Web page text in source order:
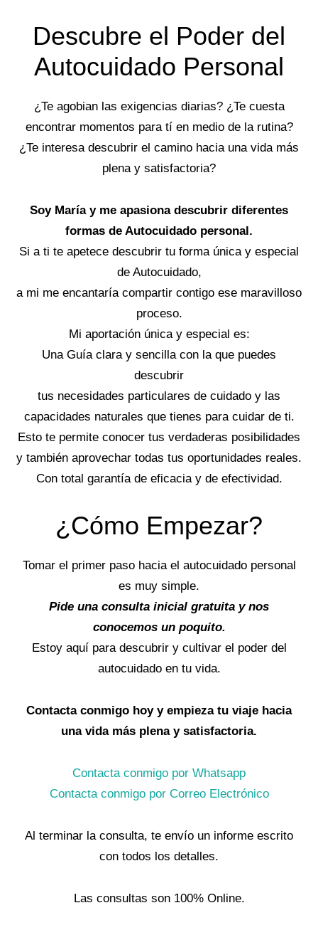
Descubre el Poder del
Autocuidado Personal
¿Te agobian las exigencias diarias? ¿Te cuesta
encontrar momentos para tí en medio de la rutina?
¿Te interesa descubrir el camino hacia una vida más
plena y satisfactoria?
Soy María y me apasiona descubrir diferentes
formas de Autocuidado personal.
Si a ti te apetece descubrir tu forma única y especial
de Autocuidado,
a mi me encantaría compartir contigo ese maravilloso
proceso.
Mi aportación única y especial es:
Una Guía clara y sencilla con la que puedes
descubrir
tus necesidades particulares de cuidado y las
capacidades naturales que tienes para cuidar de ti.
Esto te permite conocer tus verdaderas posibilidades
y también aprovechar todas tus oportunidades reales.
Con total garantía de eficacia y de efectividad.
¿Cómo Empezar?
Tomar el primer paso hacia el autocuidado personal
es muy simple.
Pide una consulta inicial gratuita y nos
conocemos un poquito.
Estoy aquí para descubrir y cultivar el poder del
autocuidado en tu vida.
Contacta conmigo hoy y empieza tu viaje hacia
una vida más plena y satisfactoria.
Contacta conmigo por Whatsapp
Contacta conmigo por Correo Electrónico
Al terminar la consulta, te envío un informe escrito
con todos los detalles.
Las consultas son 100% Online.